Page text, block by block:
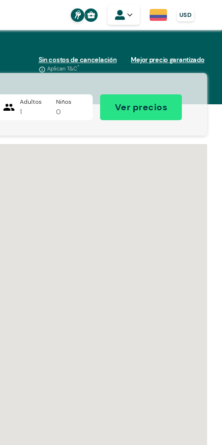
business_center USD
Sin costos de cancelación
info_outline Aplican T&C*
Mejor precio garantizado
people Adultos
1
Niños
0 Ver precios